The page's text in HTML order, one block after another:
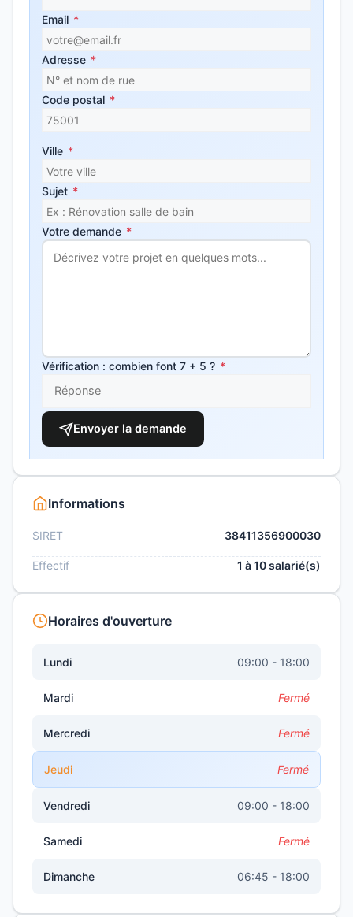
Email *
Adresse *
Code postal *
Ville *
Sujet *
Votre demande *
Vérification : combien font 7 + 5 ? *
Envoyer la demande
Informations
SIRET 38411356900030
Effectif 1 à 10 salarié(s)
Horaires d'ouverture
Lundi 09:00 - 18:00
Mardi Fermé
Mercredi Fermé
Jeudi Fermé
Vendredi 09:00 - 18:00
Samedi Fermé
Dimanche 06:45 - 18:00